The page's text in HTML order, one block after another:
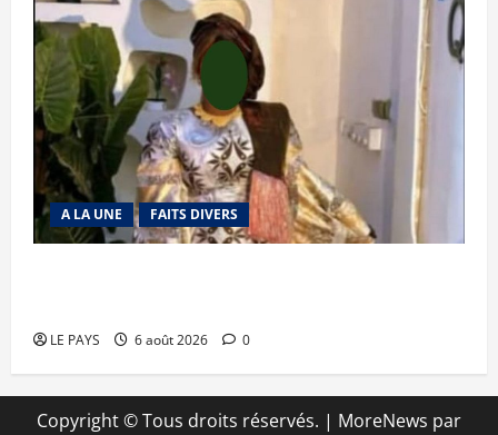
A LA UNE FAITS DIVERS
LE PAYS 6 août 2026 0
Copyright © Tous droits réservés. | MoreNews par